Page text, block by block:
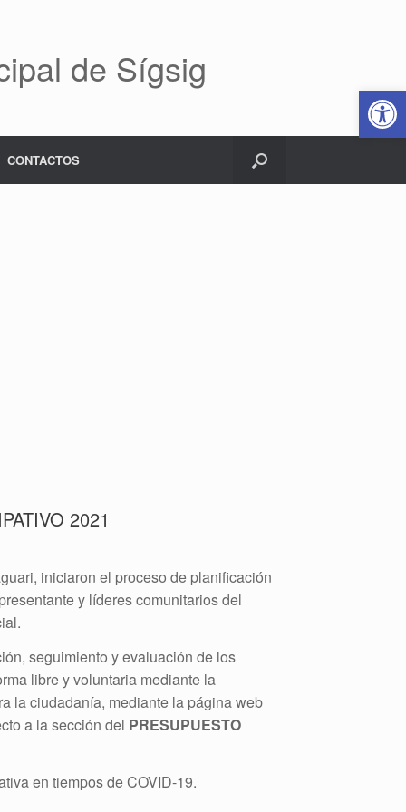
Abrir
de Sígsig
CONTACTOS
2021
iniciaron el proceso de planificación
y líderes comunitarios del
seguimiento y evaluación de los
libre y voluntaria mediante la
la ciudadanía, mediante la página web
a la sección del PRESUPUESTO
en tiempos de COVID-19.